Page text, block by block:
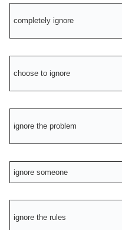
completely ignore
choose to ignore
ignore the problem
ignore someone
ignore the rules